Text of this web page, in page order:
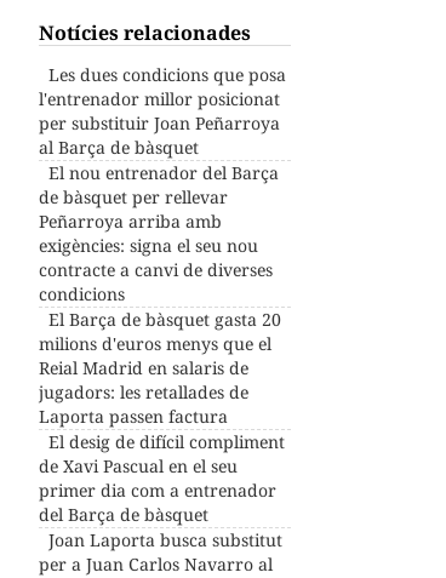
Notícies relacionades
Les dues condicions que posa
l'entrenador millor posicionat
per substituir Joan Peñarroya
al Barça de bàsquet
El nou entrenador del Barça
de bàsquet per rellevar
Peñarroya arriba amb
exigències: signa el seu nou
contracte a canvi de diverses
condicions
El Barça de bàsquet gasta 20
milions d'euros menys que el
Reial Madrid en salaris de
jugadors: les retallades de
Laporta passen factura
El desig de difícil compliment
de Xavi Pascual en el seu
primer dia com a entrenador
del Barça de bàsquet
Joan Laporta busca substitut
per a Juan Carlos Navarro al